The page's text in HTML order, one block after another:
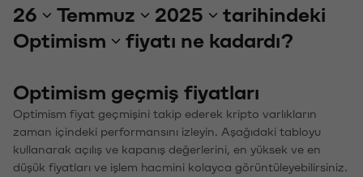
26 Temmuz 2025
tarihindeki
Optimism
fiyatı ne kadardı?
Optimism geçmiş fiyatları
Optimism fiyat geçmişini takip ederek kripto varlıkların
zaman içindeki performansını izleyin. Aşağıdaki tabloyu
kullanarak açılış ve kapanış değerlerini, en yüksek ve en
düşük fiyatları ve işlem hacmini kolayca görüntüleyebilirsiniz.